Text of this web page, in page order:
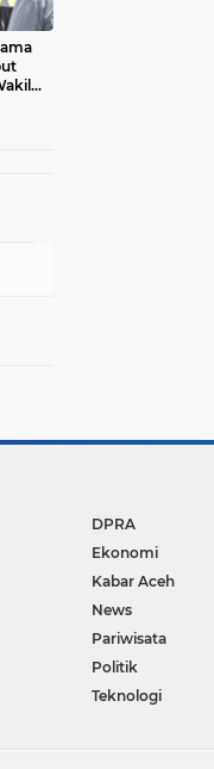
DPRA
Ekonomi
Kabar Aceh
News
Pariwisata
Politik
Teknologi